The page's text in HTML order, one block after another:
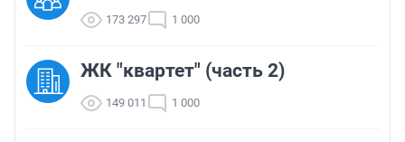
173 297 1 000
ЖК "квартет" (часть 2)
149 011 1 000